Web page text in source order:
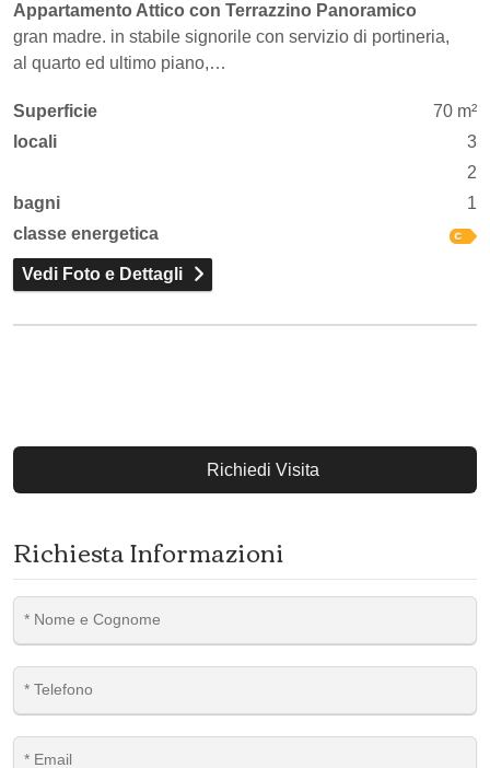
Appartamento Attico con Terrazzino Panoramico
gran madre. in stabile signorile con servizio di portineria,
al quarto ed ultimo piano,…
Superficie
70 m²
locali
3
2
bagni
1
classe energetica
Vedi Foto e Dettagli
Richiedi Visita
Richiesta Informazioni